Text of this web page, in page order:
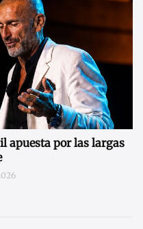
apuesta por las largas